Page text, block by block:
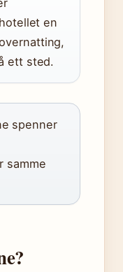
en
ett sted.
spenner
samme